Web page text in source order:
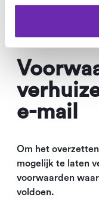
e-mail
Om het
mogelijk te laten
voorwaarden
voldoen.